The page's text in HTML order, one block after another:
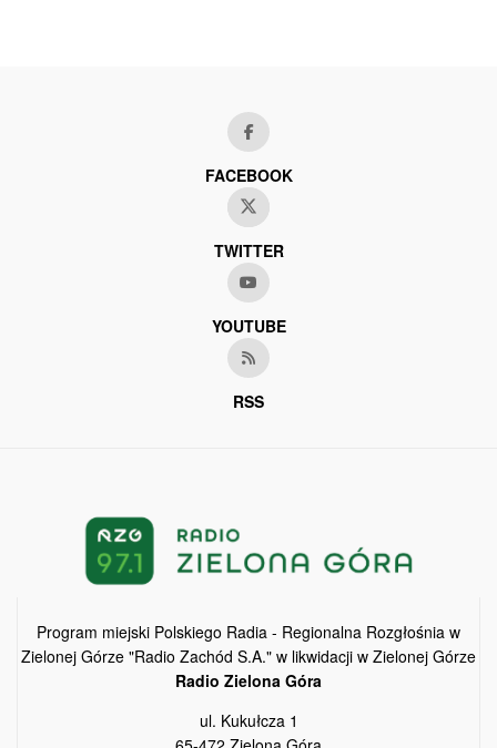
FACEBOOK
TWITTER
YOUTUBE
RSS
Program miejski Polskiego Radia - Regionalna Rozgłośnia w
Zielonej Górze "Radio Zachód S.A." w likwidacji w Zielonej Górze
Radio Zielona Góra
ul. Kukułcza 1